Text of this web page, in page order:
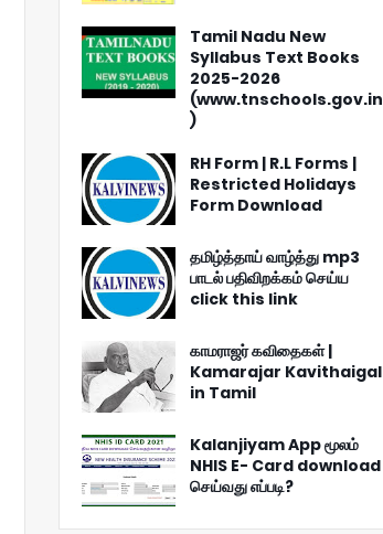
Tamil Nadu New
Syllabus Text Books
2025-2026
(www.tnschools.gov.in
)
RH Form | R.L Forms |
Restricted Holidays
Form Download
தமிழ்த்தாய் வாழ்த்து mp3
பாடல் பதிவிறக்கம் செய்ய
click this link
காமராஜர் கவிதைகள் |
Kamarajar Kavithaigal
in Tamil
Kalanjiyam App மூலம்
NHIS E- Card download
செய்வது எப்படி?